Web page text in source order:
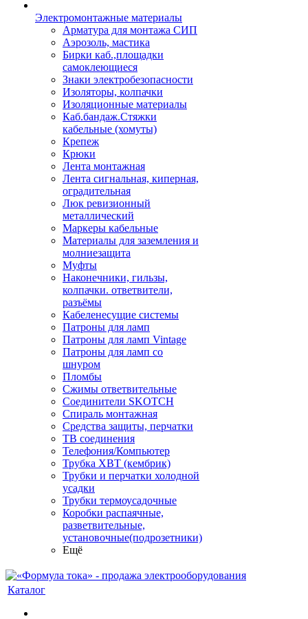
Электромонтажные материалы
Арматура для монтажа СИП
Аэрозоль, мастика
Бирки каб.,площадки
самоклеющиеся
Знаки электробезопасности
Изоляторы, колпачки
Изоляционные материалы
Каб.бандаж.Стяжки
кабельные (хомуты)
Крепеж
Крюки
Лента монтажная
Лента сигнальная, киперная,
оградительная
Люк ревизионный
металлический
Маркеры кабельные
Материалы для заземления и
молниезащита
Муфты
Наконечники, гильзы,
колпачки. ответвители,
разъёмы
Кабеленесущие системы
Патроны для ламп
Патроны для ламп Vintage
Патроны для ламп со
шнуром
Пломбы
Сжимы ответвительные
Соединители SKOTCH
Спираль монтажная
Средства защиты, перчатки
ТВ соединения
Телефония/Компьютер
Трубка ХВТ (кембрик)
Трубки и перчатки холодной
усадки
Трубки термоусадочные
Коробки распаячные,
разветвительные,
установочные(подрозетники)
Ещё
Каталог